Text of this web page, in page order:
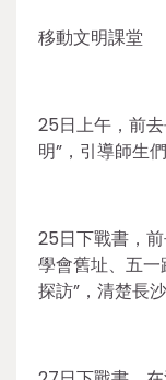
移動文明課堂
25日上午，前
明”，引導師生
25日下戰書，
學會舊址、五
探訪”，清楚長